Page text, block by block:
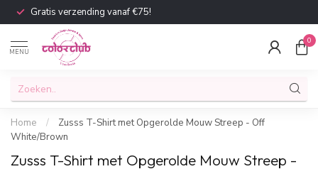
Gratis verzending vanaf €75!
MENU
0
Home /
Zusss T-Shirt met Opgerolde Mouw Streep - Off
White/Brown
Zusss T-Shirt met Opgerolde Mouw Streep -